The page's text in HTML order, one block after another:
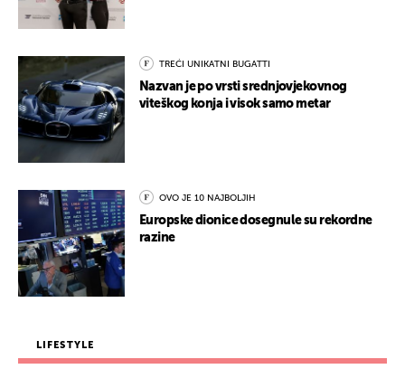
TREĆI UNIKATNI BUGATTI
Nazvan je po vrsti srednjovjekovnog
viteškog konja i visok samo metar
OVO JE 10 NAJBOLJIH
Europske dionice dosegnule su rekordne
razine
LIFESTYLE